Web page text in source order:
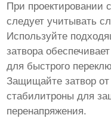
При проектировании
следует учитывать
Используйте
затвора
для быстрого
Защищайте затвор
стабилитроны для
перенапряжения.